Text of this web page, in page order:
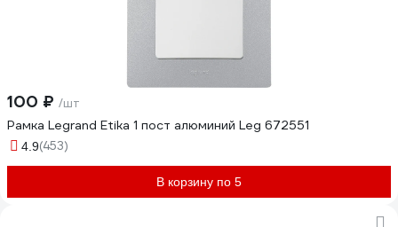
100 ₽ /шт
Рамка Legrand Etika 1 пост алюминий Leg 672551
4.9(453)
В корзину по 5